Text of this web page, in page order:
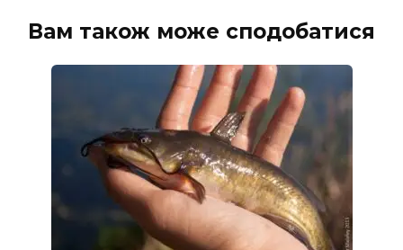
Вам також може сподобатися